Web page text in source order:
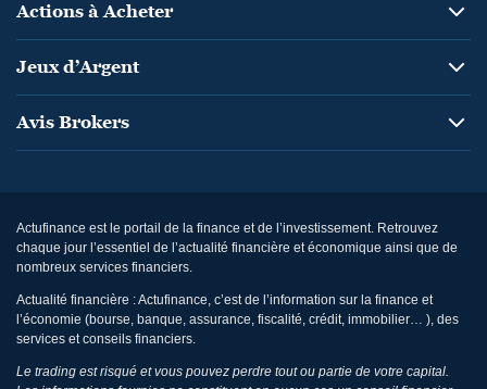
Actions à Acheter
Jeux d’Argent
Avis Brokers
Actufinance est le portail de la finance et de l’investissement. Retrouvez
chaque jour l’essentiel de l’actualité financière et économique ainsi que de
nombreux services financiers.
Actualité financière : Actufinance, c’est de l’information sur la finance et
l’économie (bourse, banque, assurance, fiscalité, crédit, immobilier… ), des
services et conseils financiers.
Le trading est risqué et vous pouvez perdre tout ou partie de votre capital.